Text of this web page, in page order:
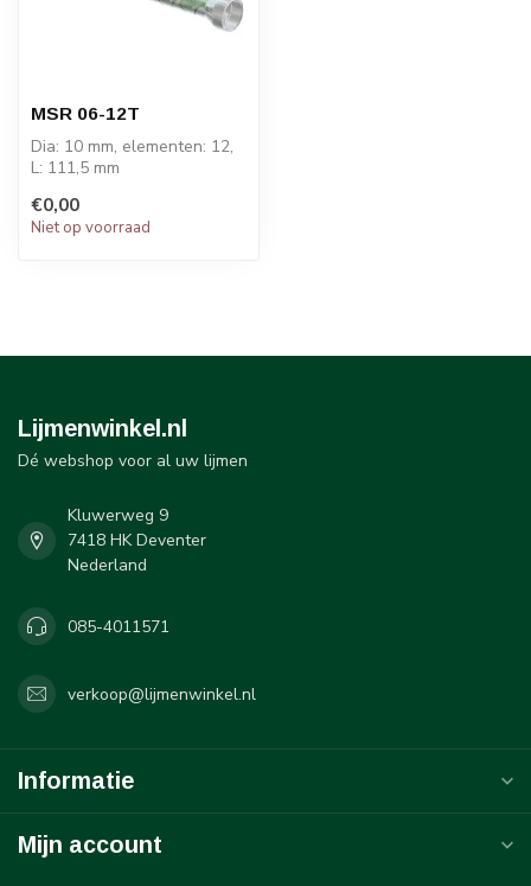
MSR 06-12T
Dia: 10 mm, elementen: 12,
L: 111,5 mm
STATOMIX™ MSR-seri...
€0,00
Niet op voorraad
Lijmenwinkel.nl
Dé webshop voor al uw lijmen
Kluwerweg 9
7418 HK Deventer
Nederland
085-4011571
verkoop@lijmenwinkel.nl
Informatie
Mijn account